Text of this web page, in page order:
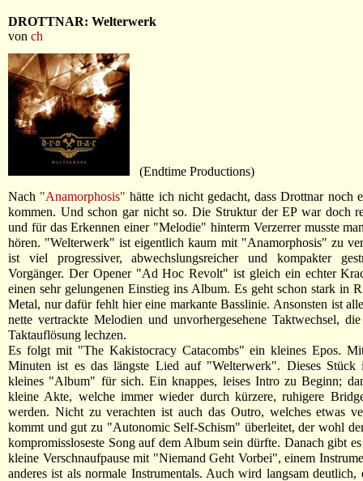
DROTTNAR: Welterwerk
von ch
(Endtime Productions)
Nach "Anamorphosis" hätte ich nicht gedacht, dass Drottnar noch
kommen. Und schon gar nicht so. Die Struktur der EP war doch
und für das Erkennen einer "Melodie" hinterm Verzerrer musste
hören. "Welterwerk" ist eigentlich kaum mit "Anamorphosis" zu
ist viel progressiver, abwechslungsreicher und kompakter
Vorgänger. Der Opener "Ad Hoc Revolt" ist gleich ein echter
einen sehr gelungenen Einstieg ins Album. Es geht schon stark in
Metal, nur dafür fehlt hier eine markante Basslinie. Ansonsten ist
nette vertrackte Melodien und unvorhergesehene Taktwechsel,
Taktauflösung lechzen.
Es folgt mit "The Kakistocracy Catacombs" ein kleines Epos.
Minuten ist es das längste Lied auf "Welterwerk". Dieses Stück
kleines "Album" für sich. Ein knappes, leises Intro zu Beginn;
kleine Akte, welche immer wieder durch kürzere, ruhigere
werden. Nicht zu verachten ist auch das Outro, welches etwas
kommt und gut zu "Autonomic Self-Schism" überleitet, der wohl
kompromissloseste Song auf dem Album sein dürfte. Danach gibt
kleine Verschnaufpause mit "Niemand Geht Vorbei", einem
anderes ist als normale Instrumentals. Auch wird langsam deutlich,